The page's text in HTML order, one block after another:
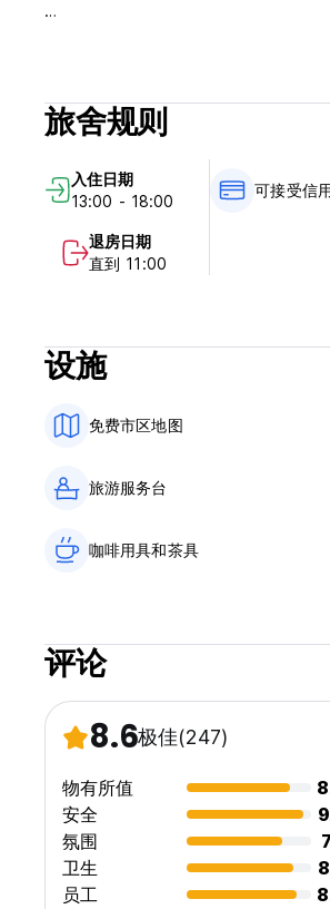
取消政策：抵达前 24 小时。
没有宵禁。
接待时间为 08:00 至 21:00。 (Auto-
旅舍规则
入住日期
13:00 - 18:00
退房日期
直到 11:00
可接受信
设施
免费市区地图
旅游服务台
咖啡用具和茶具
评论
8.6极佳(247)
物有所值
安全
氛围
卫生
员工